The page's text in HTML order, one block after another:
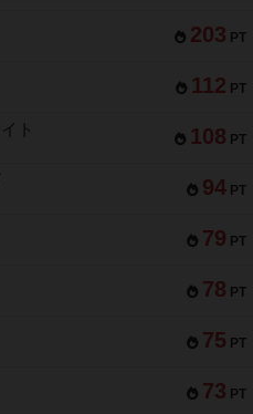
203 PT
112 PT
108 PT
ト
94 PT
79 PT
78 PT
75 PT
73 PT